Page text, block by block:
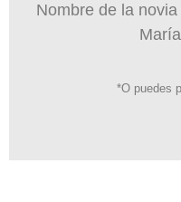
Nombre de la
*O puedes